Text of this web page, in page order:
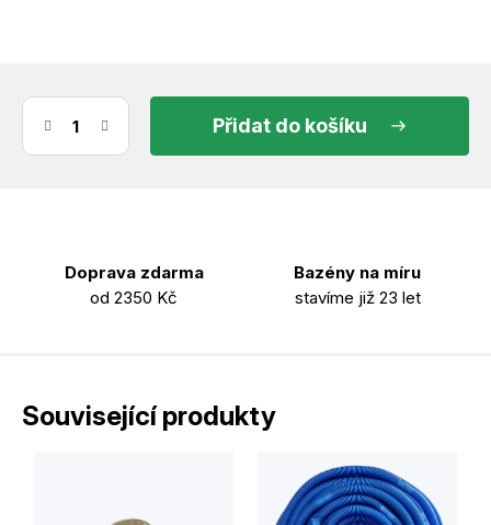
do košíku
Doprava zdarma
od 2350 Kč
Bazény na míru
stavíme již 23 let
Související produkty